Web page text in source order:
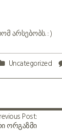
არსებობს.. : )
Uncategorized
Post:
ორგაზმი